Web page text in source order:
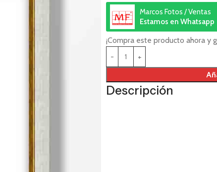
Marcos Fotos / Ventas
Estamos en Whatsapp
¡Compra este producto ahora y
Descripción